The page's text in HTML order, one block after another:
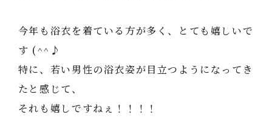
今年も浴衣を着ている方が多く、とても嬉しいで
す (^^♪
特に、若い男性の浴衣姿が目立つようになってき
たと感じて、
それも嬉しですねぇ！！！！